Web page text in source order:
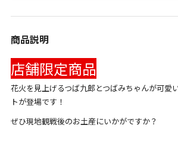
商品説明
店舗限定商品
花火を見上げるつば九郎とつばみちゃんが可愛
トが登場です！
ぜひ現地観戦後のお土産にいかがですか？